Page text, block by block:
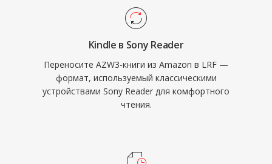
Kindle в Sony Reader
Переносите AZW3-книги из Amazon в LRF —
формат, используемый классическими
устройствами Sony Reader для комфортного
чтения.